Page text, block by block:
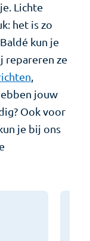
Lichte
het is zo
kun je
repareren ze
jouw
Ook voor
je bij ons